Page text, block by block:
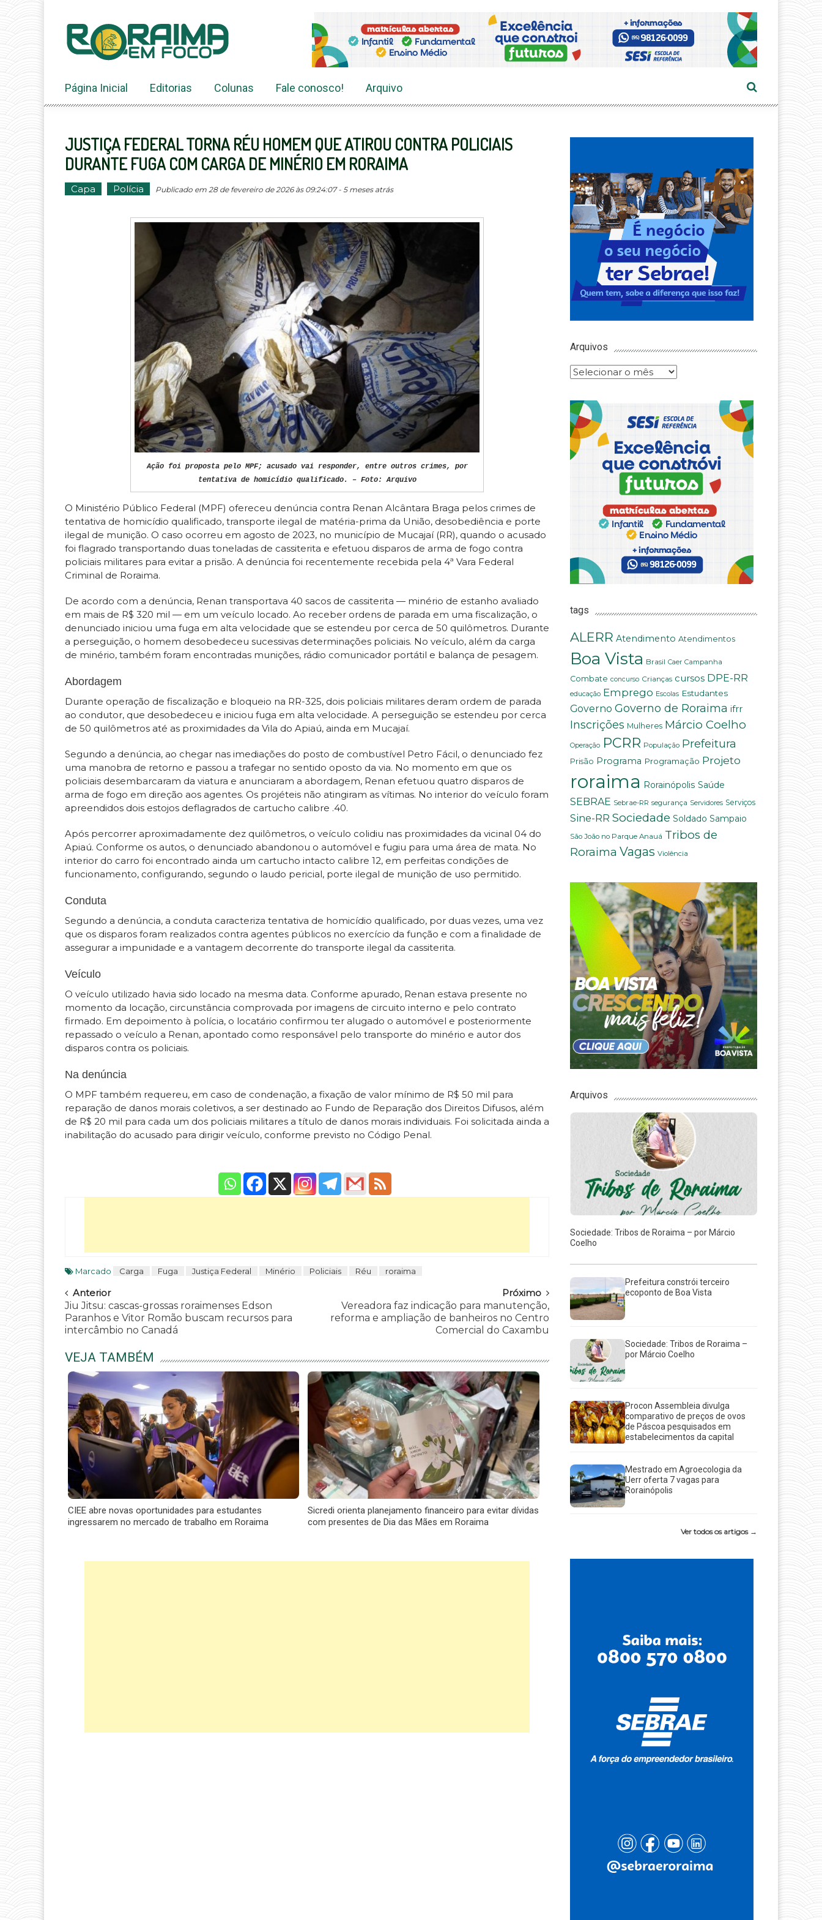
conteúdo
Página Inicial Editorias Colunas Fale conosco! Arquivo
JUSTIÇA FEDERAL TORNA RÉU HOMEM QUE ATIROU CONTRA POLICIAIS
DURANTE FUGA COM CARGA DE MINÉRIO EM RORAIMA
Capa Polícia Publicado em 28 de fevereiro de 2026 às 09:24:07 - 5 meses atrás
Ação foi proposta pelo MPF; acusado vai responder, entre outros crimes, por
tentativa de homicídio qualificado. – Foto: Arquivo
O Ministério Público Federal (MPF) ofereceu denúncia contra Renan Alcântara Braga pelos crimes de
tentativa de homicídio qualificado, transporte ilegal de matéria-prima da União, desobediência e porte
ilegal de munição. O caso ocorreu em agosto de 2023, no município de Mucajaí (RR), quando o acusado
foi flagrado transportando duas toneladas de cassiterita e efetuou disparos de arma de fogo contra
policiais militares para evitar a prisão. A denúncia foi recentemente recebida pela 4ª Vara Federal
Criminal de Roraima.
De acordo com a denúncia, Renan transportava 40 sacos de cassiterita — minério de estanho avaliado
em mais de R$ 320 mil — em um veículo locado. Ao receber ordens de parada em uma fiscalização, o
denunciado iniciou uma fuga em alta velocidade que se estendeu por cerca de 50 quilômetros. Durante
a perseguição, o homem desobedeceu sucessivas determinações policiais. No veículo, além da carga
de minério, também foram encontradas munições, rádio comunicador portátil e balança de pesagem.
Abordagem
Durante operação de fiscalização e bloqueio na RR-325, dois policiais militares deram ordem de parada
ao condutor, que desobedeceu e iniciou fuga em alta velocidade. A perseguição se estendeu por cerca
de 50 quilômetros até as proximidades da Vila do Apiaú, ainda em Mucajaí.
Segundo a denúncia, ao chegar nas imediações do posto de combustível Petro Fácil, o denunciado fez
uma manobra de retorno e passou a trafegar no sentido oposto da via. No momento em que os
policiais desembarcaram da viatura e anunciaram a abordagem, Renan efetuou quatro disparos de
arma de fogo em direção aos agentes. Os projéteis não atingiram as vítimas. No interior do veículo foram
apreendidos dois estojos deflagrados de cartucho calibre .40.
Após percorrer aproximadamente dez quilômetros, o veículo colidiu nas proximidades da vicinal 04 do
Apiaú. Conforme os autos, o denunciado abandonou o automóvel e fugiu para uma área de mata. No
interior do carro foi encontrado ainda um cartucho intacto calibre 12, em perfeitas condições de
funcionamento, configurando, segundo o laudo pericial, porte ilegal de munição de uso permitido.
Conduta
Segundo a denúncia, a conduta caracteriza tentativa de homicídio qualificado, por duas vezes, uma vez
que os disparos foram realizados contra agentes públicos no exercício da função e com a finalidade de
assegurar a impunidade e a vantagem decorrente do transporte ilegal da cassiterita.
Veículo
O veículo utilizado havia sido locado na mesma data. Conforme apurado, Renan estava presente no
momento da locação, circunstância comprovada por imagens de circuito interno e pelo contrato
firmado. Em depoimento à polícia, o locatário confirmou ter alugado o automóvel e posteriormente
repassado o veículo a Renan, apontado como responsável pelo transporte do minério e autor dos
disparos contra os policiais.
Na denúncia
O MPF também requereu, em caso de condenação, a fixação de valor mínimo de R$ 50 mil para
reparação de danos morais coletivos, a ser destinado ao Fundo de Reparação dos Direitos Difusos, além
de R$ 20 mil para cada um dos policiais militares a título de danos morais individuais. Foi solicitada ainda a
inabilitação do acusado para dirigir veículo, conforme previsto no Código Penal.
Marcado Carga Fuga Justiça Federal Minério Policiais Réu roraima
Navegar
Anterior
Jiu Jitsu: cascas-grossas roraimenses Edson
Paranhos e Vitor Romão buscam recursos para
intercâmbio no Canadá
Próximo
Vereadora faz indicação para manutenção,
reforma e ampliação de banheiros no Centro
Comercial do Caxambu
VEJA TAMBÉM
CIEE abre novas oportunidades para estudantes
ingressarem no mercado de trabalho em Roraima
Sicredi orienta planejamento financeiro para evitar dívidas
com presentes de Dia das Mães em Roraima
Arquivos
Arquivos
tags
ALERR Atendimento Atendimentos
Boa Vista Brasil Caer Campanha
Combate concurso Crianças cursos DPE-RR
educação Emprego Escolas Estudantes
Governo Governo de Roraima ifrr
Inscrições Mulheres Márcio Coelho
Operação PCRR População Prefeitura
Prisão Programa Programação Projeto
roraima Rorainópolis Saúde
SEBRAE Sebrae-RR segurança Servidores Serviços
Sine-RR Sociedade Soldado Sampaio
São João no Parque Anauá Tribos de
Roraima Vagas Violência
Arquivos
Sociedade: Tribos de Roraima – por Márcio
Coelho
Prefeitura constrói terceiro
ecoponto de Boa Vista
Sociedade: Tribos de Roraima –
por Márcio Coelho
Procon Assembleia divulga
comparativo de preços de ovos
de Páscoa pesquisados em
estabelecimentos da capital
Mestrado em Agroecologia da
Uerr oferta 7 vagas para
Rorainópolis
Ver todos os artigos →